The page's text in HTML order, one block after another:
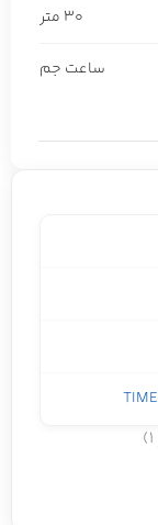
30 متر
ساعت جم
1
)